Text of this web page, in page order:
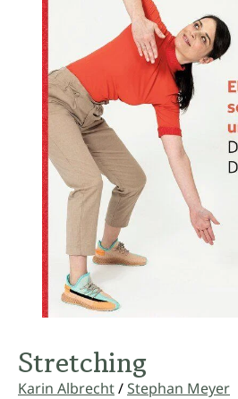
Stretching
Karin Albrecht/Stephan Meyer